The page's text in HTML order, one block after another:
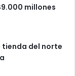
millones
tienda del norte